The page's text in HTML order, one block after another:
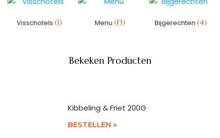
Visschotels (1) Menu (13) Bijgerechten (4)
Bekeken Producten
Kibbeling & Friet 200G
BESTELLEN »